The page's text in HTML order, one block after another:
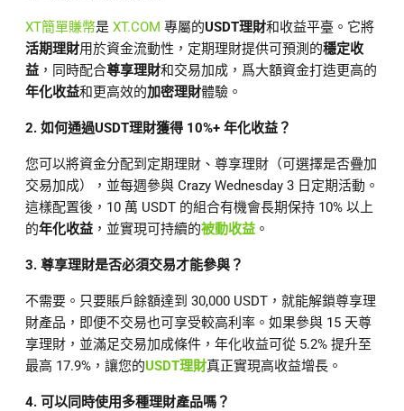
XT簡單賺幣是 XT.COM 專屬的USDT理財和收益平臺。它將
活期理財用於資金流動性，定期理財提供可預測的穩定收
益 ，同時配合尊享理財和交易加成，爲大額資金打造更高的
年化收益和更高效的加密理財體驗。
2. 如何通過USDT理財獲得 10%+ 年化收益？
您可以將資金分配到定期理財、尊享理財（可選擇是否疊加
交易加成），並每週參與 Crazy Wednesday 3 日定期活動。
這樣配置後，10 萬 USDT 的組合有機會長期保持 10% 以上
的年化收益 ，並實現可持續的被動收益 。
3. 尊享理財是否必須交易才能參與？
不需要。只要賬戶餘額達到 30,000 USDT，就能解鎖尊享理
財產品，即便不交易也可享受較高利率。如果參與 15 天尊
享理財，並滿足交易加成條件，年化收益可從 5.2% 提升至
最高 17.9%，讓您的USDT理財真正實現高收益增長。
4. 可以同時使用多種理財產品嗎？